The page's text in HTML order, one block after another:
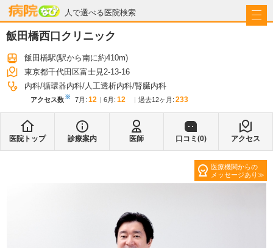
人で選べる医院検索
病院なび
飯田橋西口クリニック
飯田橋駅(駅から南に約410m)
東京都千代田区富士見2-13-16
内科 循環器内科 人工透析内科 腎臓内科
アクセス数※ 7月 : 12 6月 : 12 過去12ヶ月: 233
医院トップ 診療案内 医師 口コミ(0) アクセス
医療機関からの
メッセージあり